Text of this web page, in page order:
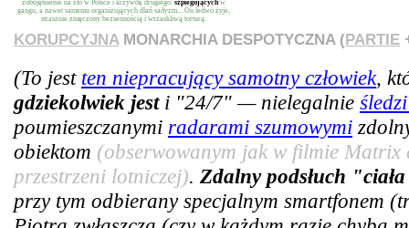
zobojętnienie na zło w Polsce i krzywdę drugiego: szpiegującychw
gangu, a nawet samemu organizujących dlań sadyzm... On ledwo żyje,
strasznie zmęczony bezsennością i wrzaskliwą torturą.
KORUPCYJNAMONARCHIA DESPOTYCZNA (PARTIE
(To jest ten niepracujący samotny człowiek,
gdziekolwiek jesti "24/7" — nielegalnie
poumieszczanymi radarami szumowymi
obiektom (obserwowanym jak w filmie
przestrzeni lotniczej). Zdalny podsłuch
przy tym odbierany specjalnym smartfonem